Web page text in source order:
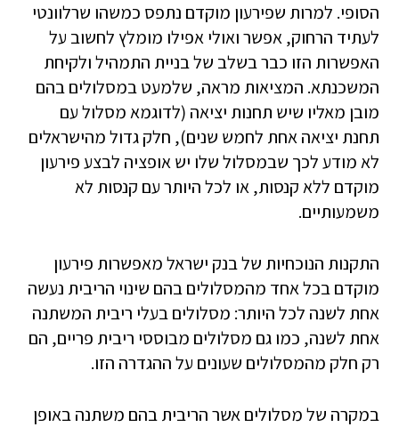
הסופי. למרות שפירעון מוקדם נתפס כמשהו שרלוונטי
לעתיד הרחוק, אפשר ואולי אפילו מומלץ לחשוב על
האפשרות הזו כבר בשלב של בניית התמהיל ולקיחת
המשכנתא. המציאות מראה, שלמעט במסלולים בהם
מובן מאליו שיש תחנות יציאה (לדוגמא מסלול עם
תחנת יציאה אחת לחמש שנים), חלק גדול מהישראלים
לא מודע לכך שבמסלול שלו יש אופציה לבצע פירעון
מוקדם ללא קנסות, או לכל היותר עם קנסות לא
משמעותיים.
התקנות הנוכחיות של בנק ישראל מאפשרות פירעון
מוקדם בכל אחד מהמסלולים בהם שינוי הריבית נעשה
אחת לשנה לכל היותר: מסלולים בעלי ריבית המשתנה
אחת לשנה, כמו גם מסלולים מבוססי ריבית פריים, הם
רק חלק מהמסלולים שעונים על ההגדרה הזו.
במקרה של מסלולים אשר הריבית בהם משתנה באופן